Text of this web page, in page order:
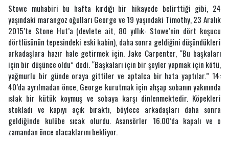
Stowe muhabiri bu hafta kırdığı bir hikayede belirttiği gibi, 24
yaşındaki marangoz oğulları George ve 19 yaşındaki Timothy, 23 Aralık
2015’te Stone Hut’a (devlete ait, 80 yıllık- Stowe’nin dört koşucu
dörtlüsünün tepesindeki eski kabin), daha sonra geldiğini düşündükleri
arkadaşlara hazır hale getirmek için. Jake Carpenter, “Bu başkaları
için bir düşünce oldu” dedi. “Başkaları için bir şeyler yapmak için kötü,
yağmurlu bir günde oraya gittiler ve aptalca bir hata yaptılar.” 14:
40’da ayrılmadan önce, George kurutmak için ahşap sobanın yakınında
ıslak bir kütük koymuş ve sobaya karşı dinlenmektedir. Köpekleri
stokladı ve kapıyı açık bıraktı, böylece arkadaşları daha sonra
geldiğinde kulübe sıcak olurdu. Asansörler 16.00’da kapalı ve o
zamandan önce olacaklarını bekliyor.